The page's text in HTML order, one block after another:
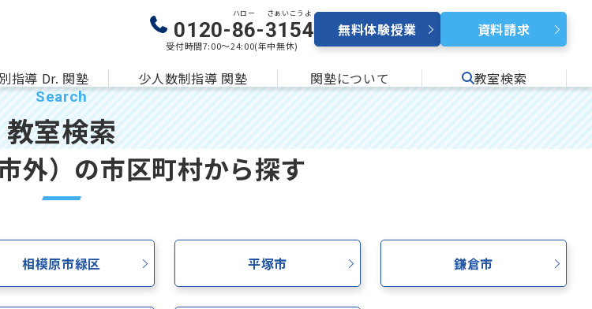
0120-86
ハロー
-3154
さぁいこうよ
受付時間7:00〜24:00(年中無休)
無料体験授業 資料請求
指導 Dr. 関塾 少人数制指導 関塾 関塾について 教室検索
教室検索
外）の市区町村から探す
相模原市緑区 平塚市 鎌倉市